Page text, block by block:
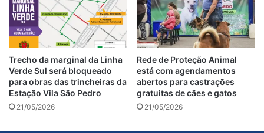
Trecho da marginal da Linha
Verde Sul será bloqueado
para obras das trincheiras da
Estação Vila São Pedro
21/05/2026
Rede de Proteção Animal
está com agendamentos
abertos para castrações
gratuitas de cães e gatos
21/05/2026